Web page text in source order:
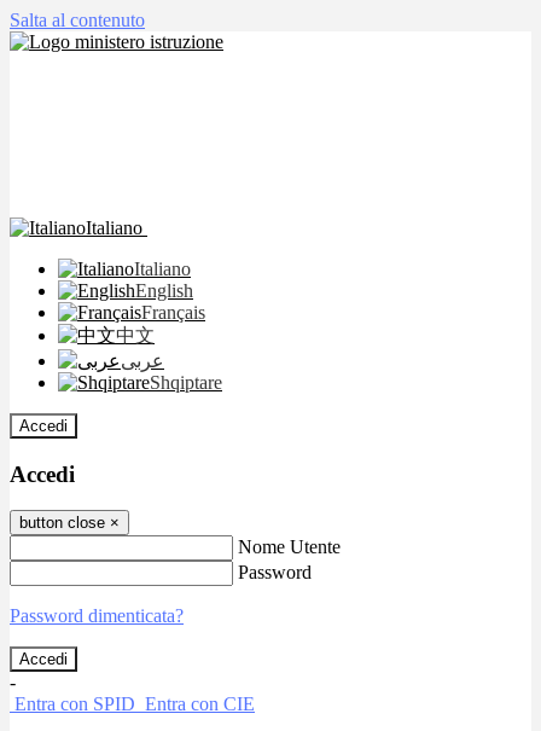
Salta al contenuto
Italiano
Italiano
English
Français
中文
عربى
Shqiptare
Accedi
Accedi
button close ×
Nome Utente
Password
Password dimenticata?
-
Entra con SPID Entra con CIE